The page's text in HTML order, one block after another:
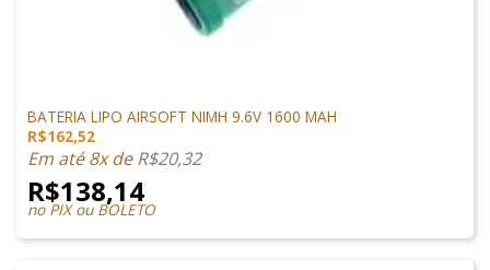
BATERIA LIPO AIRSOFT NIMH 9.6V 1600 MAH
R$162,52
Em até 8x deR$20,32
R$138,14
no PIX ou BOLETO